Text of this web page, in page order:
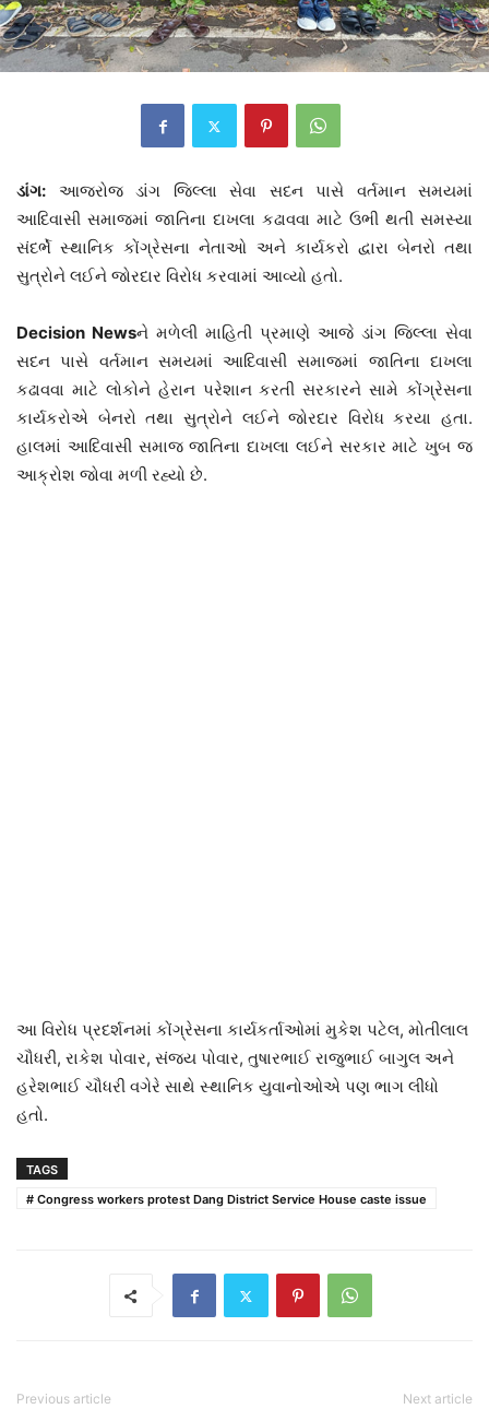
ડાંગ: આજરોજ ડાંગ જિલ્લા સેવા સદન પાસે વર્તમાન સમયમાં
આદિવાસી સમાજમાં જાતિના દાખલા કઢાવવા માટે ઉભી થતી સમસ્યા
સંદર્ભે સ્થાનિક કોંગ્રેસના નેતાઓ અને કાર્યકરો દ્વારા બેનરો તથા
સુત્રોને લઈને જોરદાર વિરોધ કરવામાં આવ્યો હતો.
Decision Newsને મળેલી માહિતી પ્રમાણે આજે ડાંગ જિલ્લા સેવા
સદન પાસે વર્તમાન સમયમાં આદિવાસી સમાજમાં જાતિના દાખલા
કઢાવવા માટે લોકોને હેરાન પરેશાન કરતી સરકારને સામે કોંગ્રેસના
કાર્યકરોએ બેનરો તથા સુત્રોને લઈને જોરદાર વિરોધ કરયા હતા.
હાલમાં આદિવાસી સમાજ જાતિના દાખલા લઈને સરકાર માટે ખુબ જ
આક્રોશ જોવા મળી રહ્યો છે.
આ વિરોધ પ્રદર્શનમાં કોંગ્રેસના કાર્યકર્તાઓમાં મુકેશ પટેલ, મોતીલાલ
ચૌધરી, રાકેશ પોવાર, સંજય પોવાર, તુષારભાઈ રાજુભાઈ બાગુલ અને
હરેશભાઈ ચૌધરી વગેરે સાથે સ્થાનિક યુવાનોઓએ પણ ભાગ લીધો
હતો.
TAGS
# Congress workers protest Dang District Service House caste issue
Previous article Next article